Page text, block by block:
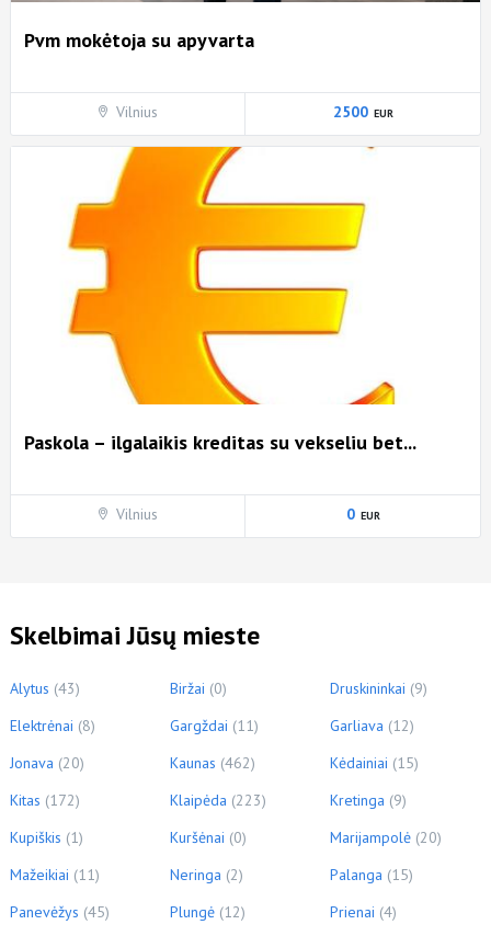
Pvm mokėtoja su apyvarta
Vilnius 2500
Paskola – ilgalaikis kreditas su vekseliu bet...
Vilnius 0
Skelbimai Jūsų mieste
Alytus (43) Biržai (0) Druskininkai (9)
Elektrėnai (8) Gargždai (11) Garliava (12)
Jonava (20) Kaunas (462) Kėdainiai (15)
Kitas (172) Klaipėda (223) Kretinga (9)
Kupiškis (1) Kuršėnai (0) Marijampolė (20)
Mažeikiai (11) Neringa (2) Palanga (15)
Panevėžys (45) Plungė (12) Prienai (4)